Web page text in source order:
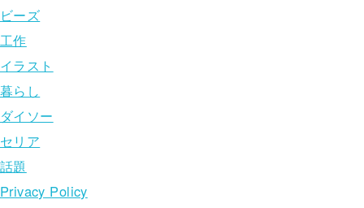
ビーズ
工作
イラスト
暮らし
ダイソー
セリア
話題
Privacy Policy